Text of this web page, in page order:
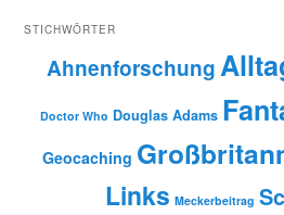
STICHWÖRTER
Ahnenforschung
Doctor Who Douglas Adams
Geocaching
Links Meckerbeitrag